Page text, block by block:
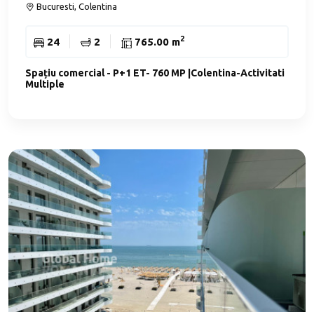
Bucuresti, Colentina
24 2 765.00 m2
Spațiu comercial - P+1 ET- 760 MP |Colentina-Activitati
Multiple